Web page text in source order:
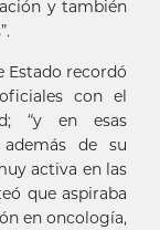
y también
Estado recordó
con el
“y en esas
además de su
activa en las
que aspiraba
en oncología,